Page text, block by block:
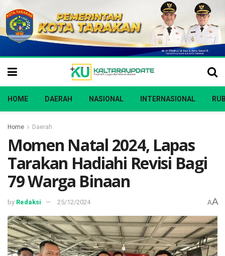
HOME DAERAH NASIONAL INTERNASIONAL
Home Daerah
Momen Natal 2024, Lapas
Tarakan Hadiahi Revisi Bagi
79 Warga Binaan
by Redaksi 25/12/2024 AA